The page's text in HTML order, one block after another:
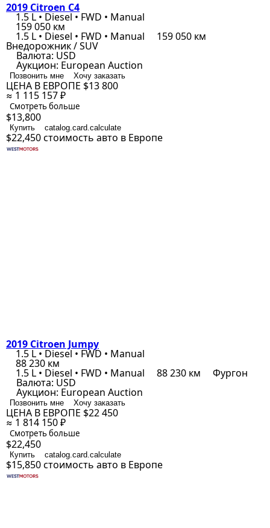
2019 Citroen C4
1.5 L • Diesel • FWD • Manual
159 050 км
1.5 L • Diesel • FWD • Manual 159 050 км
Внедорожник / SUV
Валюта: USD
Аукцион: European Auction
Позвонить мне Хочу заказать
ЦЕНА В ЕВРОПЕ $13 800
≈ 1 115 157 ₽
Смотреть больше
$13,800
Купить catalog.card.calculate
$22,450стоимость авто в Европе
2019 Citroen Jumpy
1.5 L • Diesel • FWD • Manual
88 230 км
1.5 L • Diesel • FWD • Manual 88 230 км Фургон
Валюта: USD
Аукцион: European Auction
Позвонить мне Хочу заказать
ЦЕНА В ЕВРОПЕ $22 450
≈ 1 814 150 ₽
Смотреть больше
$22,450
Купить catalog.card.calculate
$15,850стоимость авто в Европе